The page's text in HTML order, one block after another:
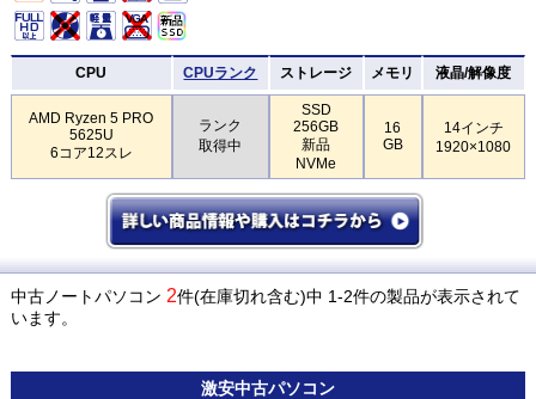
CPU CPUランク ストレージ メモリ 液晶/解像度
AMD Ryzen 5 PRO
5625U
6コア12スレ
ランク
取得中
SSD
256GB
新品
NVMe
16
GB
14インチ
1920×1080
中古ノートパソコン 2件(在庫切れ含む)中 1-2件の製品が表示されて
います。
激安中古パソコン